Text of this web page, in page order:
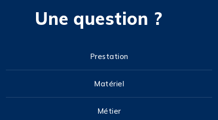
Une question ?
Prestation
Matériel
Métier